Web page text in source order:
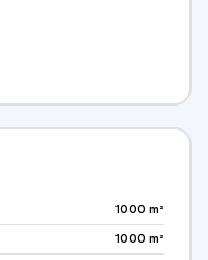
1000 m²
1000 m²